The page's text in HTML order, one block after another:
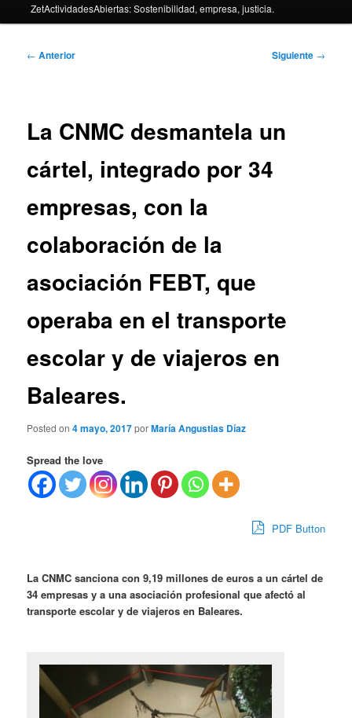
ZetActividadesAbiertas: Sostenibilidad, empresa, justicia.
Navegación
← Anterior Siguiente →
La CNMC desmantela un
cártel, integrado por 34
empresas, con la
colaboración de la
asociación FEBT, que
operaba en el transporte
escolar y de viajeros en
Baleares.
Posted on4 mayo, 2017porMaría Angustias Díaz
Spread the love
PDF Button
La CNMC sanciona con 9,19 millones de euros a un cártel de
34 empresas y a una asociación profesional que afectó al
transporte escolar y de viajeros en Baleares.